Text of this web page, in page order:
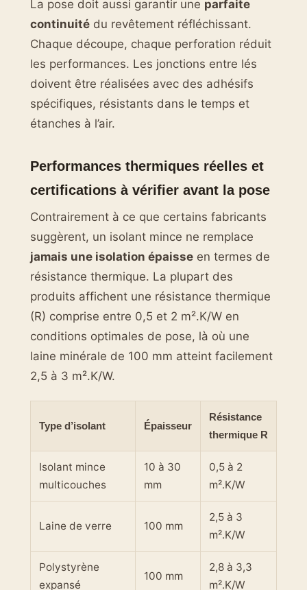
La pose doit aussi garantir une parfaite
continuité du revêtement réfléchissant.
Chaque découpe, chaque perforation réduit
les performances. Les jonctions entre lés
doivent être réalisées avec des adhésifs
spécifiques, résistants dans le temps et
étanches à l’air.
Performances thermiques réelles et
certifications à vérifier avant la pose
Contrairement à ce que certains fabricants
suggèrent, un isolant mince ne remplace
jamais une isolation épaisse en termes de
résistance thermique. La plupart des
produits affichent une résistance thermique
(R) comprise entre 0,5 et 2 m².K/W en
conditions optimales de pose, là où une
laine minérale de 100 mm atteint facilement
2,5 à 3 m².K/W.
Type d’isolant Épaisseur
Résistance
thermique R
Isolant mince
multicouches
10 à 30
mm
0,5 à 2
m².K/W
Laine de verre 100 mm
2,5 à 3
m².K/W
Polystyrène
expansé
100 mm
2,8 à 3,3
m².K/W